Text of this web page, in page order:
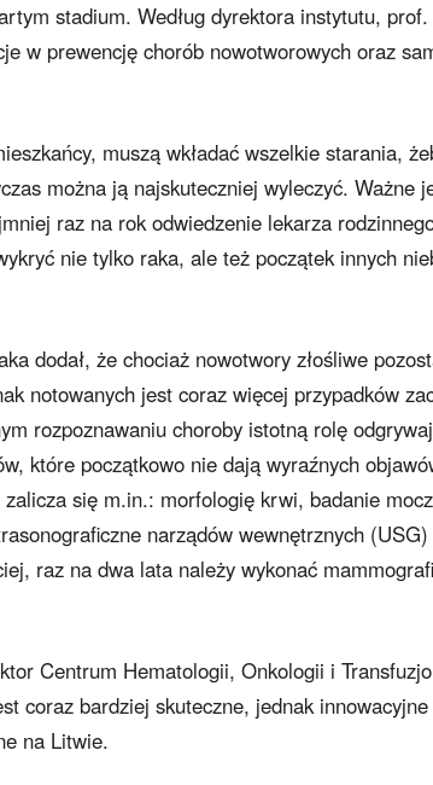
stadium. Według dyrektora instytutu,
w prewencję chorób nowotworowych oraz
muszą wkładać wszelkie starania,
można ją najskuteczniej wyleczyć. Ważne
raz na rok odwiedzenie lekarza
nie tylko raka, ale też początek innych
dodał, że chociaż nowotwory złośliwe
notowanych jest coraz więcej przypadków
rozpoznawaniu choroby istotną rolę
które początkowo nie dają wyraźnych
się m.in.: morfologię krwi, badanie
narządów wewnętrznych
raz na dwa lata należy wykonać
Centrum Hematologii, Onkologii i
coraz bardziej skuteczne, jednak
na Litwie.